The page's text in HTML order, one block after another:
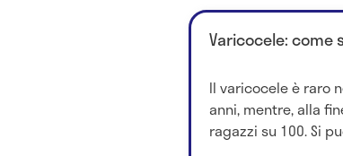
Varicocele: come
Il varicocele è raro
anni, mentre, alla
ragazzi su 100. Si